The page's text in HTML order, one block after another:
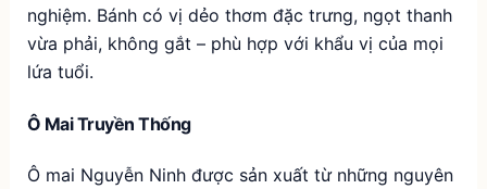
nghiệm. Bánh có vị dẻo thơm đặc trưng, ngọt thanh
vừa phải, không gắt – phù hợp với khẩu vị của mọi
lứa tuổi.
Ô Mai Truyền Thống
Ô mai Nguyễn Ninh được sản xuất từ những nguyên